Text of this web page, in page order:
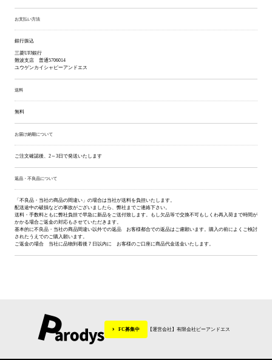
お支払い方法
銀行振込
三菱UFJ銀行
難波支店 普通5706014
ユウゲンカイシャピーアンドエス
送料
無料
お届け納期について
ご注文確認後、2～3日で発送いたします
返品・不良品について
「不良品・当社の商品の間違い」の場合は当社が送料を負担いたします。
配送途中の破損などの事故がございましたら、弊社までご連絡下さい。
送料・手数料ともに弊社負担で早急に新品をご送付致します。もし欠品等で交換不可もしくわ再入荷まで時間が
かかる場合ご返金の対応もさせていただきます。
基本的に不良品・当社の商品間違い以外での返品 お客様都合での返品はご慮願います。購入の前によくご検討
されたうえでのご購入願います。
ご返金の場合 当社に品物到着後７日以内に お客様のご口座に商品代金送金いたします。
FC募集中 【運営会社】有限会社ピーアンドエス